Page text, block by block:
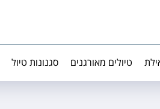
טיולים מאורגנים סגנונות טיול